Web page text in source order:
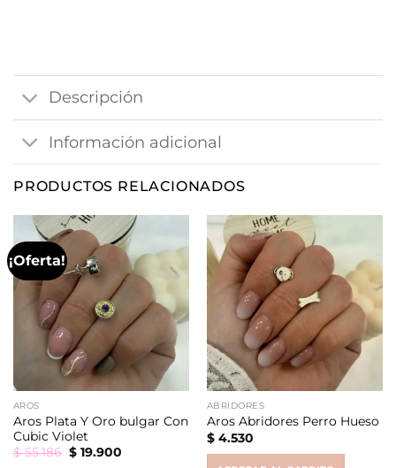
Descripción
Información adicional
PRODUCTOS RELACIONADOS
¡Oferta!
AROS
Aros Plata Y Oro bulgar Con
Cubic Violet
$55.186 Original
price
$19.900Current
ABRIDORES
Aros Abridores Perro Hueso
$4.530